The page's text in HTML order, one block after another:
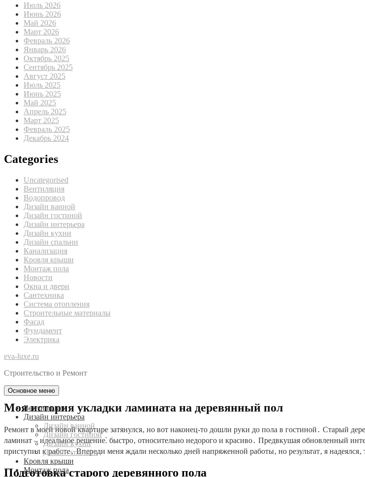
Июль 2026
Июнь 2026
Май 2026
Март 2026
Февраль 2026
Январь 2026
Октябрь 2025
Сентябрь 2025
Август 2025
Июль 2025
Июнь 2025
Май 2025
Апрель 2025
Март 2025
Февраль 2025
Декабрь 2024
Categories
Uncategorised
Вентиляция
Водопровод
Дизайн ванной
Дизайн гостиной
Дизайн интерьера
Дизайн кухни
Дизайн спальни
Канализация
Кровля крыши
Монтаж пола
Новости
Окна и двери
Сантехника
Система отопления
Строительные материалы
Фасад
Фундамент
Электрика
eva-luxe.ru
Строительство и Ремонт
Основное меню
Вентиляция
Дизайн интерьера
Дизайн ванной
Дизайн гостиной
Дизайн кухни
Дизайн спальни
Кровля крыши
Монтаж пола
Моя история укладки ламината на деревянный пол
Ремонт в моей новой квартире затянулся‚ но вот наконец-то дошли руки до пола в гостиной․ Старый
ламинат – идеальное решение⁚ быстро‚ относительно недорого и красиво․ Предвкушая обновленный
приступил к работе․ Впереди меня ждали несколько дней напряженной работы‚ но результат‚ я
Подготовка старого деревянного пола